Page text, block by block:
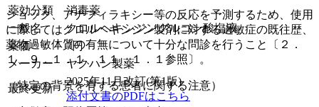
ショック、アナフィラキシー等の反応を予測するため、使用
に際してはクロルヘキシジン製剤に対する過敏症の既往歴、
薬物過敏体質の有無について十分な問診を行うこと〔２．
１、９．１．１、１１．１．１参照〕。
（特定の背景を有する患者に関する注意）
薬効分類
消毒薬
一般名
クロルヘキシジングルコン酸塩液
薬価
7円
メーカー
ヤクハン製薬
最終更新
2025年11月改訂(第1版)
添付文書のPDFはこちら